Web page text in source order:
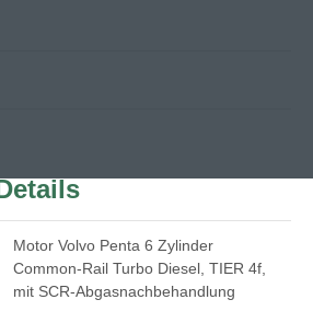
Motor Volvo Penta 6 Zylinder
Common-Rail Turbo Diesel, TIER 4f,
mit SCR-Abgasnachbehandlung